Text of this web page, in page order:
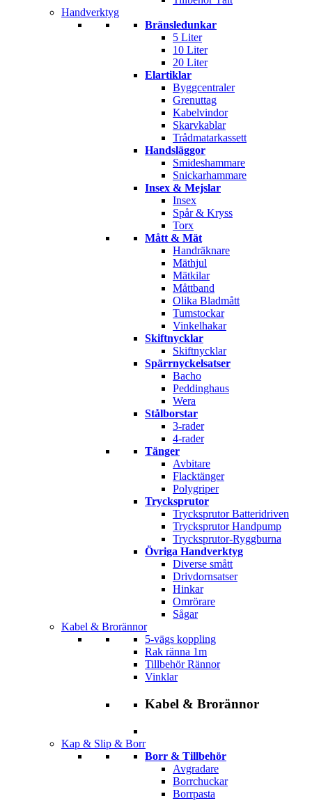
Handverktyg
Bränsledunkar
5 Liter
10 Liter
20 Liter
Elartiklar
Byggcentraler
Grenuttag
Kabelvindor
Skarvkablar
Trådmatarkassett
Handsläggor
Smideshammare
Snickarhammare
Insex & Mejslar
Insex
Spår & Kryss
Torx
Mått & Mät
Handräknare
Mäthjul
Mätkilar
Måttband
Olika Bladmått
Tumstockar
Vinkelhakar
Skiftnycklar
Skiftnycklar
Spärrnyckelsatser
Bacho
Peddinghaus
Wera
Stålborstar
3-rader
4-rader
Tänger
Avbitare
Flacktänger
Polygriper
Trycksprutor
Trycksprutor Batteridriven
Trycksprutor Handpump
Trycksprutor-Ryggburna
Övriga Handverktyg
Diverse smått
Drivdornsatser
Hinkar
Omrörare
Sågar
Kabel & Brorännor
5-vägs koppling
Rak ränna 1m
Tillbehör Rännor
Vinklar
Kabel & Brorännor
Kap & Slip & Borr
Borr & Tillbehör
Avgradare
Borrchuckar
Borrpasta